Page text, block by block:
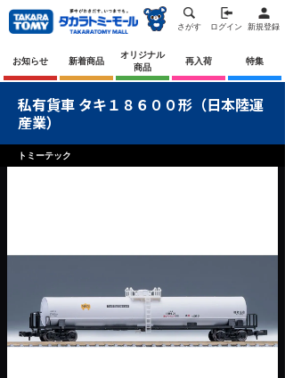
さがす ログイン 新規登録
お知らせ 新着商品
オリジナル
商品
再入荷 特集
私有貨車 タキ１８６００形（日本陸運
産業）
トミーテック